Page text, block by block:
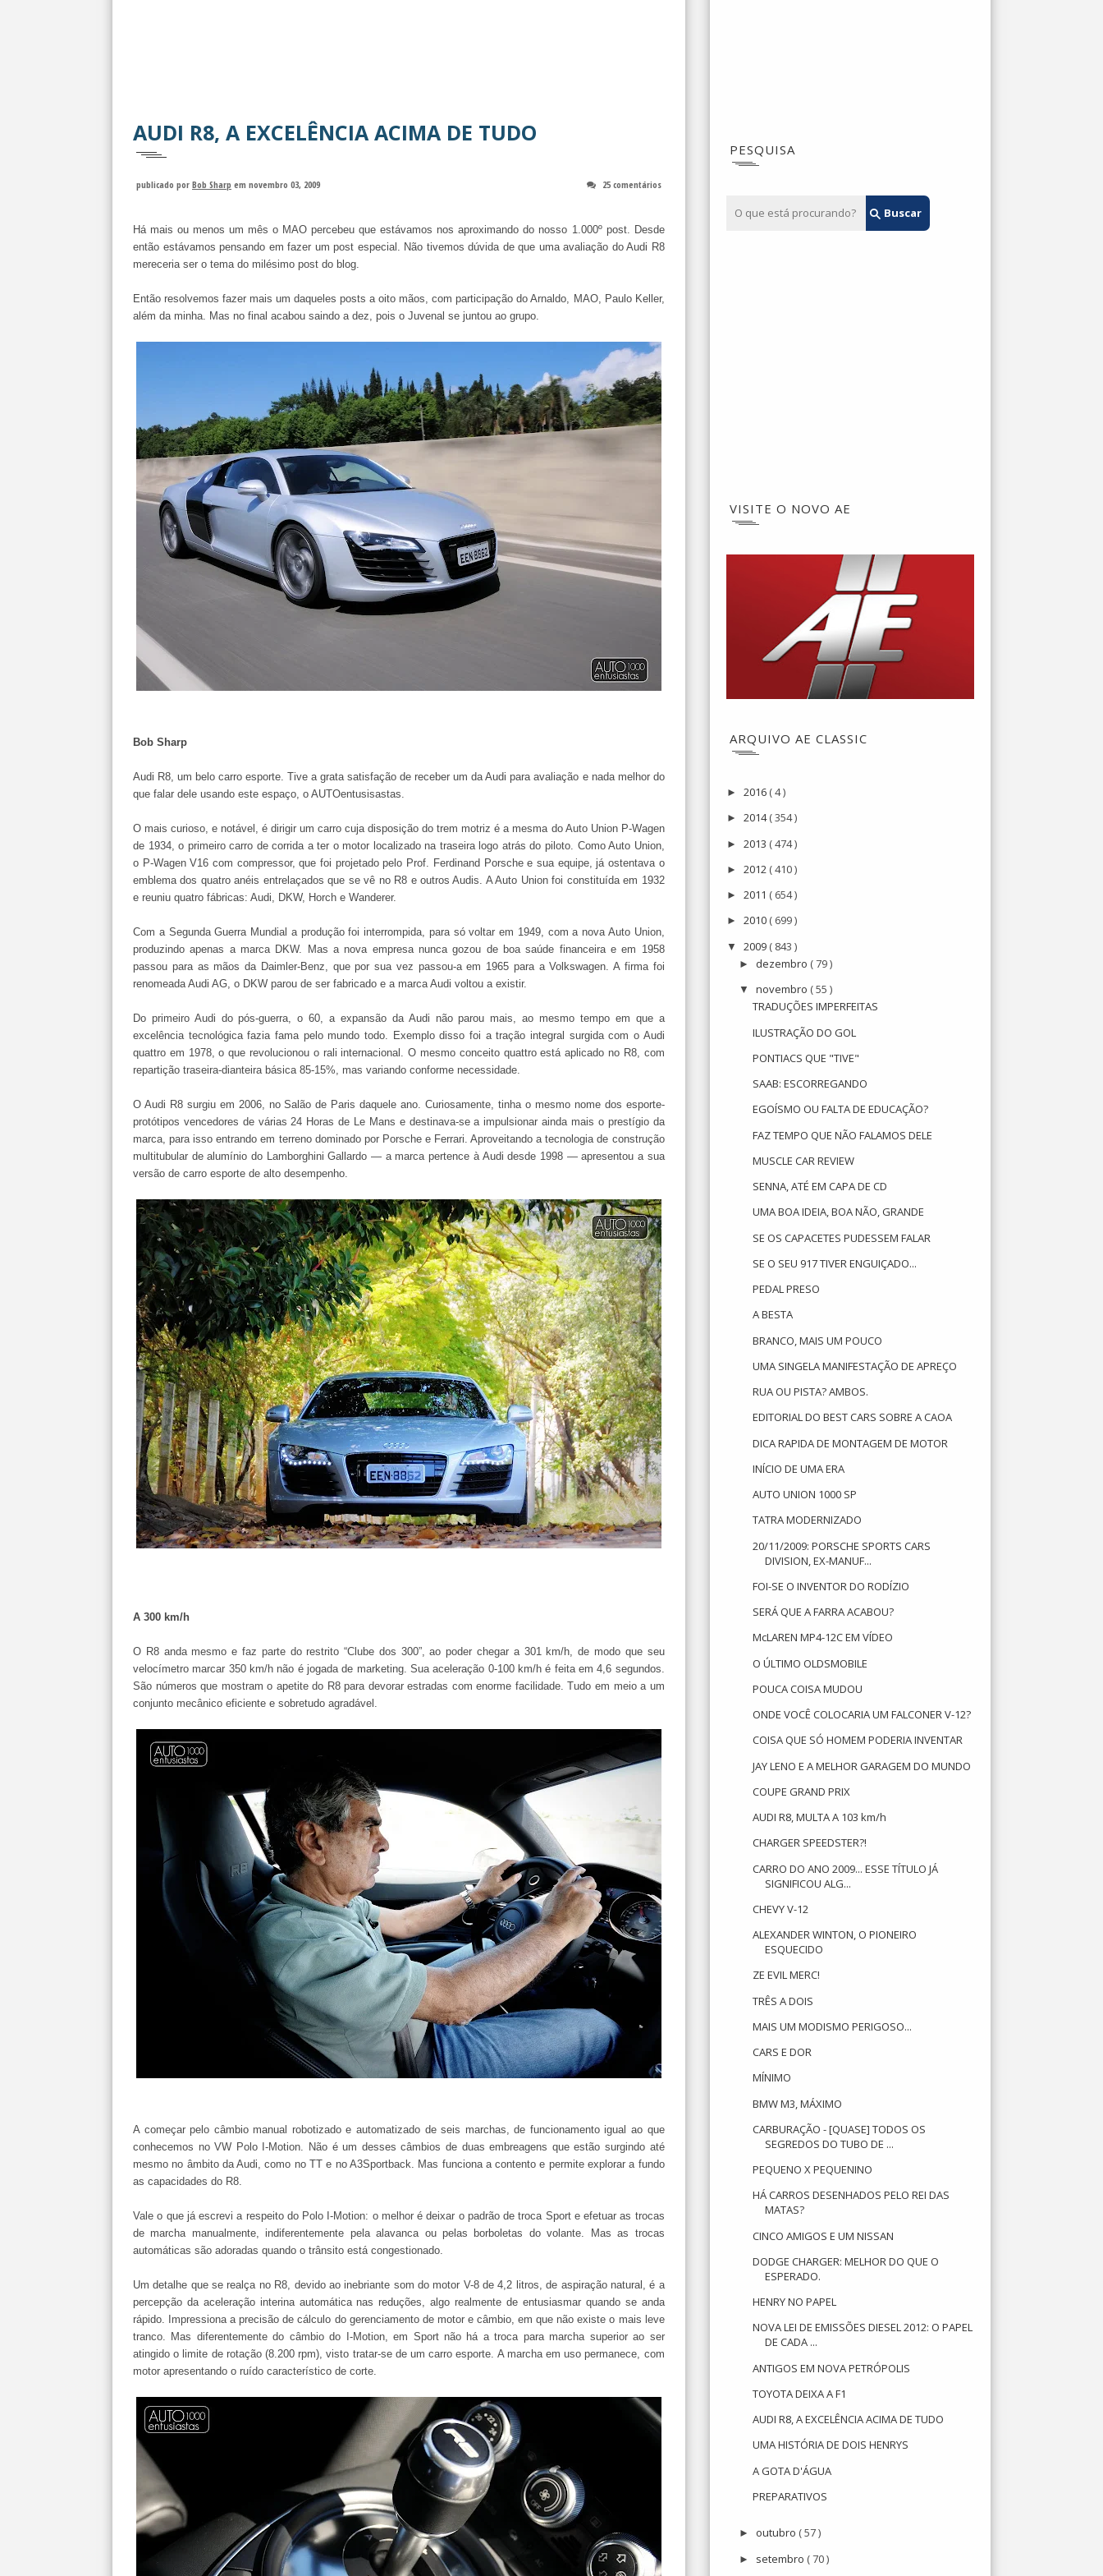
AUDI R8, A EXCELÊNCIA ACIMA DE TUDO
publicado por Bob Sharp em novembro 03, 2009 25 comentários
Há mais ou menos um mês o MAO percebeu que estávamos nos aproximando do nosso 1.000º post. Desde
então estávamos pensando em fazer um post especial. Não tivemos dúvida de que uma avaliação do Audi R8
mereceria ser o tema do milésimo post do blog.
Então resolvemos fazer mais um daqueles posts a oito mãos, com participação do Arnaldo, MAO, Paulo Keller,
além da minha. Mas no final acabou saindo a dez, pois o Juvenal se juntou ao grupo.
Bob Sharp
Audi R8, um belo carro esporte. Tive a grata satisfação de receber um da Audi para avaliação e nada melhor do
que falar dele usando este espaço, o AUTOentusisastas.
O mais curioso, e notável, é dirigir um carro cuja disposição do trem motriz é a mesma do Auto Union P-Wagen
de 1934, o primeiro carro de corrida a ter o motor localizado na traseira logo atrás do piloto. Como Auto Union,
o P-Wagen V16 com compressor, que foi projetado pelo Prof. Ferdinand Porsche e sua equipe, já ostentava o
emblema dos quatro anéis entrelaçados que se vê no R8 e outros Audis. A Auto Union foi constituída em 1932
e reuniu quatro fábricas: Audi, DKW, Horch e Wanderer.
Com a Segunda Guerra Mundial a produção foi interrompida, para só voltar em 1949, com a nova Auto Union,
produzindo apenas a marca DKW. Mas a nova empresa nunca gozou de boa saúde financeira e em 1958
passou para as mãos da Daimler-Benz, que por sua vez passou-a em 1965 para a Volkswagen. A firma foi
renomeada Audi AG, o DKW parou de ser fabricado e a marca Audi voltou a existir.
Do primeiro Audi do pós-guerra, o 60, a expansão da Audi não parou mais, ao mesmo tempo em que a
excelência tecnológica fazia fama pelo mundo todo. Exemplo disso foi a tração integral surgida com o Audi
quattro em 1978, o que revolucionou o rali internacional. O mesmo conceito quattro está aplicado no R8, com
repartição traseira-dianteira básica 85-15%, mas variando conforme necessidade.
O Audi R8 surgiu em 2006, no Salão de Paris daquele ano. Curiosamente, tinha o mesmo nome dos esporte-
protótipos vencedores de várias 24 Horas de Le Mans e destinava-se a impulsionar ainda mais o prestígio da
marca, para isso entrando em terreno dominado por Porsche e Ferrari. Aproveitando a tecnologia de construção
multitubular de alumínio do Lamborghini Gallardo — a marca pertence à Audi desde 1998 — apresentou a sua
versão de carro esporte de alto desempenho.
A 300 km/h
O R8 anda mesmo e faz parte do restrito “Clube dos 300”, ao poder chegar a 301 km/h, de modo que seu
velocímetro marcar 350 km/h não é jogada de marketing. Sua aceleração 0-100 km/h é feita em 4,6 segundos.
São números que mostram o apetite do R8 para devorar estradas com enorme facilidade. Tudo em meio a um
conjunto mecânico eficiente e sobretudo agradável.
A começar pelo câmbio manual robotizado e automatizado de seis marchas, de funcionamento igual ao que
conhecemos no VW Polo I-Motion. Não é um desses câmbios de duas embreagens que estão surgindo até
mesmo no âmbito da Audi, como no TT e no A3Sportback. Mas funciona a contento e permite explorar a fundo
as capacidades do R8.
Vale o que já escrevi a respeito do Polo I-Motion: o melhor é deixar o padrão de troca Sport e efetuar as trocas
de marcha manualmente, indiferentemente pela alavanca ou pelas borboletas do volante. Mas as trocas
automáticas são adoradas quando o trânsito está congestionado.
Um detalhe que se realça no R8, devido ao inebriante som do motor V-8 de 4,2 litros, de aspiração natural, é a
percepção da aceleração interina automática nas reduções, algo realmente de entusiasmar quando se anda
rápido. Impressiona a precisão de cálculo do gerenciamento de motor e câmbio, em que não existe o mais leve
tranco. Mas diferentemente do câmbio do I-Motion, em Sport não há a troca para marcha superior ao ser
atingido o limite de rotação (8.200 rpm), visto tratar-se de um carro esporte. A marcha em uso permanece, com
motor apresentando o ruído característico de corte.
PESQUISA
VISITE O NOVO AE
ARQUIVO AE CLASSIC
► 2016 ( 4 )
► 2014( 354 )
► 2013 ( 474 )
► 2012 ( 410 )
► 2011 ( 654 )
► 2010 ( 699 )
▼ 2009 ( 843 )
► dezembro ( 79 )
▼novembro ( 55 )
TRADUÇÕES IMPERFEITAS
ILUSTRAÇÃO DO GOL
PONTIACS QUE "TIVE"
SAAB: ESCORREGANDO
EGOÍSMO OU FALTA DE EDUCAÇÃO?
FAZ TEMPO QUE NÃO FALAMOS DELE
MUSCLE CAR REVIEW
SENNA, ATÉ EM CAPA DE CD
UMA BOA IDEIA, BOA NÃO, GRANDE
SE OS CAPACETES PUDESSEM FALAR
SE O SEU 917 TIVER ENGUIÇADO...
PEDAL PRESO
A BESTA
BRANCO, MAIS UM POUCO
UMA SINGELA MANIFESTAÇÃO DE APREÇO
RUA OU PISTA? AMBOS.
EDITORIAL DO BEST CARS SOBRE A CAOA
DICA RAPIDA DE MONTAGEM DE MOTOR
INÍCIO DE UMA ERA
AUTO UNION 1000 SP
TATRA MODERNIZADO
20/11/2009: PORSCHE SPORTS CARS
DIVISION, EX-MANUF...
FOI-SE O INVENTOR DO RODÍZIO
SERÁ QUE A FARRA ACABOU?
McLAREN MP4-12C EM VÍDEO
O ÚLTIMO OLDSMOBILE
POUCA COISA MUDOU
ONDE VOCÊ COLOCARIA UM FALCONER V-12?
COISA QUE SÓ HOMEM PODERIA INVENTAR
JAY LENO E A MELHOR GARAGEM DO MUNDO
COUPE GRAND PRIX
AUDI R8, MULTA A 103 km/h
CHARGER SPEEDSTER?!
CARRO DO ANO 2009... ESSE TÍTULO JÁ
SIGNIFICOU ALG...
CHEVY V-12
ALEXANDER WINTON, O PIONEIRO
ESQUECIDO
ZE EVIL MERC!
TRÊS A DOIS
MAIS UM MODISMO PERIGOSO...
CARS E DOR
MÍNIMO
BMW M3, MÁXIMO
CARBURAÇÃO - [QUASE] TODOS OS
SEGREDOS DO TUBO DE ...
PEQUENO X PEQUENINO
HÁ CARROS DESENHADOS PELO REI DAS
MATAS?
CINCO AMIGOS E UM NISSAN
DODGE CHARGER: MELHOR DO QUE O
ESPERADO.
HENRY NO PAPEL
NOVA LEI DE EMISSÕES DIESEL 2012: O PAPEL
DE CADA ...
ANTIGOS EM NOVA PETRÓPOLIS
TOYOTA DEIXA A F1
AUDI R8, A EXCELÊNCIA ACIMA DE TUDO
UMA HISTÓRIA DE DOIS HENRYS
A GOTA D'ÁGUA
PREPARATIVOS
► outubro ( 57 )
► setembro ( 70 )